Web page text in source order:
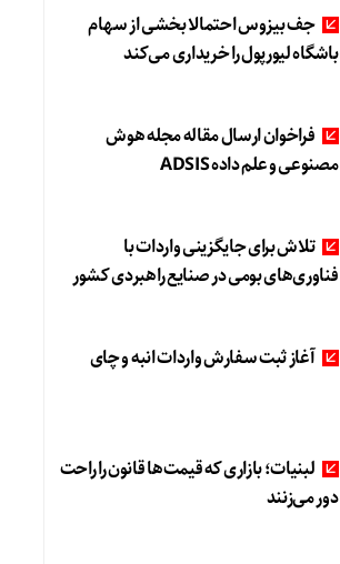
جف بیزوس احتمالا بخشی از سهام
باشگاه لیورپول را خریداری می‌کند
فراخوان ارسال مقاله مجله هوش
مصنوعی و علم داده ADSIS
تلاش برای جایگزینی واردات با
فناوری‌های بومی در صنایع راهبردی کشور
آغاز ثبت سفارش واردات انبه و چای
لبنیات؛ بازاری که قیمت‌ها قانون را راحت
دور می‌زنند